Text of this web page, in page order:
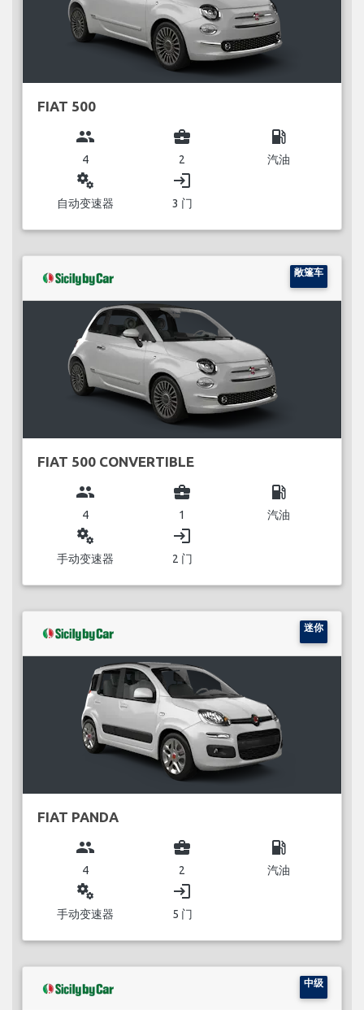
FIAT 500
group
4
business_center
2
local_gas_station
汽油
miscellaneous_services
自动变速器
login
3 门
敞篷车
FIAT 500 CONVERTIBLE
group
4
business_center
1
local_gas_station
汽油
miscellaneous_services
手动变速器
login
2 门
迷你
FIAT PANDA
group
4
business_center
2
local_gas_station
汽油
miscellaneous_services
手动变速器
login
5 门
中级